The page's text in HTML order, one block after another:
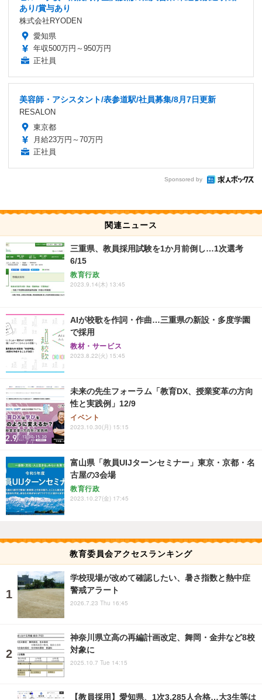
あり/賞与あり
株式会社RYODEN
愛知県
年収500万円～950万円
正社員
美容師・アシスタント/表参道駅/社員募集/8月7日更新
RESALON
東京都
月給23万円～70万円
正社員
Sponsored by
関連ニュース
三重県、教員採用試験を1か月前倒し…1次選考
6/15
教育行政
2023.9.14(木) 13:45
AIが校歌を作詞・作曲…三重県の新設・多度学園
で採用
教材・サービス
2023.8.22(火) 15:45
未来の先生フォーラム「教育DX、授業変革の方向
性と実践例」12/9
イベント
2023.10.30(月) 15:15
富山県「教員UIJターンセミナー」東京・京都・名
古屋の3会場
教育行政
2023.10.27(金) 17:45
教育委員会アクセスランキング
学校現場が改めて確認したい、暑さ指数と熱中症
警戒アラート
2026.7.23 Thu 16:45
神奈川県立高の再編計画改定、舞岡・金井など8校
対象に
2025.10.7 Tue 14:15
【教員採用】愛知県、1次3,285人合格…大3生等は